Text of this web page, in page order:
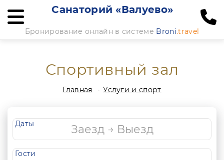
Санаторий «Валуево»
Бронирование онлайн в системе Broni.travel
Спортивный зал
Главная Услуги и спорт
Даты
Гости